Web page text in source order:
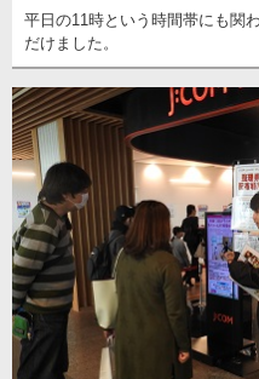
平日の11時という時間帯にも関
だけました。